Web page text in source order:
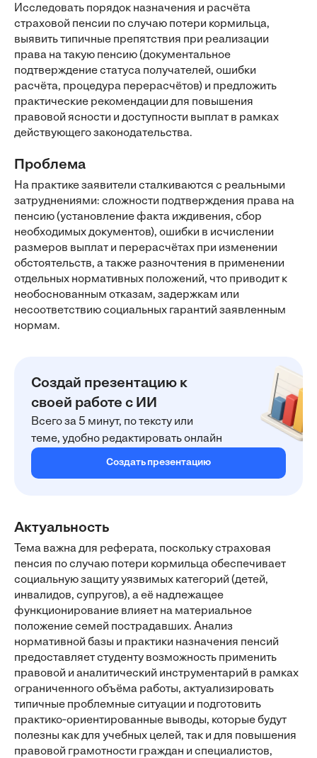
Исследовать порядок назначения и расчёта
страховой пенсии по случаю потери кормильца,
выявить типичные препятствия при реализации
права на такую пенсию (документальное
подтверждение статуса получателей, ошибки
расчёта, процедура перерасчётов) и предложить
практические рекомендации для повышения
правовой ясности и доступности выплат в рамках
действующего законодательства.
Проблема
На практике заявители сталкиваются с реальными
затруднениями: сложности подтверждения права на
пенсию (установление факта иждивения, сбор
необходимых документов), ошибки в исчислении
размеров выплат и перерасчётах при изменении
обстоятельств, а также разночтения в применении
отдельных нормативных положений, что приводит к
необоснованным отказам, задержкам или
несоответствию социальных гарантий заявленным
нормам.
Создай презентацию к
своей работе с ИИ
Всего за 5 минут, по тексту или
теме, удобно редактировать онлайн
Создать презентацию
Актуальность
Тема важна для реферата, поскольку страховая
пенсия по случаю потери кормильца обеспечивает
социальную защиту уязвимых категорий (детей,
инвалидов, супругов), а её надлежащее
функционирование влияет на материальное
положение семей пострадавших. Анализ
нормативной базы и практики назначения пенсий
предоставляет студенту возможность применить
правовой и аналитический инструментарий в рамках
ограниченного объёма работы, актуализировать
типичные проблемные ситуации и подготовить
практико‑ориентированные выводы, которые будут
полезны как для учебных целей, так и для повышения
правовой грамотности граждан и специалистов,